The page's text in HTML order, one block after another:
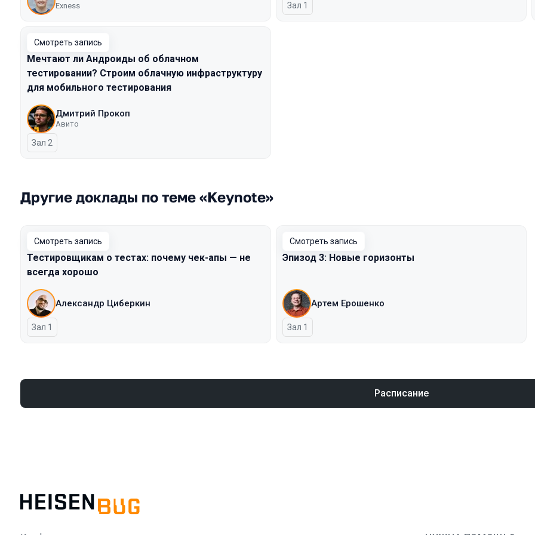
Exness Зал 1
Смотреть запись
Мечтают ли Андроиды об облачном
тестировании? Строим облачную инфраструктуру
для мобильного тестирования
Дмитрий Прокоп
Авито
Зал 2
Другие доклады по теме «Keynote»
Смотреть запись
Тестировщикам о тестах: почему чек-апы — не
всегда хорошо
Александр Циберкин
Зал 1
Смотреть запись
Эпизод 3: Новые горизонты
Артем Ерошенко
Зал 1
Расписание